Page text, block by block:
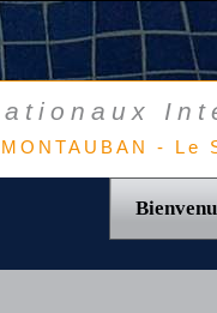
MONTAUBAN - Le